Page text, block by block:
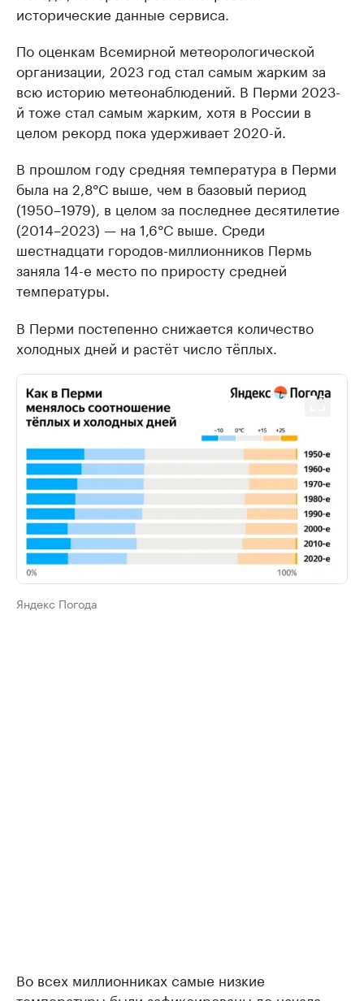
исторические данные сервиса.
По оценкам Всемирной метеорологической
организации, 2023 год стал самым жарким за
всю историю метеонаблюдений. В Перми 2023-
й тоже стал самым жарким, хотя в России в
целом рекорд пока удерживает 2020-й.
В прошлом году средняя температура в Перми
была на 2,8°С выше, чем в базовый период
(1950–1979), в целом за последнее десятилетие
(2014–2023) — на 1,6°С выше. Среди
шестнадцати городов-миллионников Пермь
заняла 14-е место по приросту средней
температуры.
В Перми постепенно снижается количество
холодных дней и растёт число тёплых.
Яндекс Погода
Во всех миллионниках самые низкие